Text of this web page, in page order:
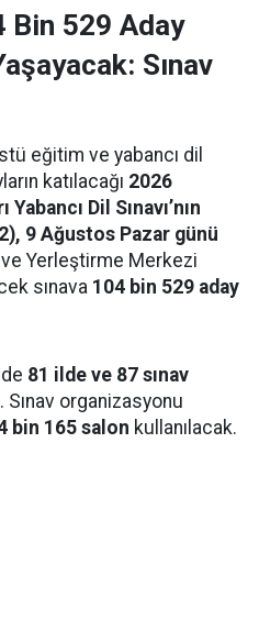
Bin 529 Aday
Sınav
eğitim ve yabancı dil
katılacağı 2026
Dil Sınavı’nın
9 Ağustos Pazar günü
Yerleştirme Merkezi
sınava 104 bin 529 aday
81 ilde ve 87 sınav
Sınav organizasyonu
bin 165 salon kullanılacak.